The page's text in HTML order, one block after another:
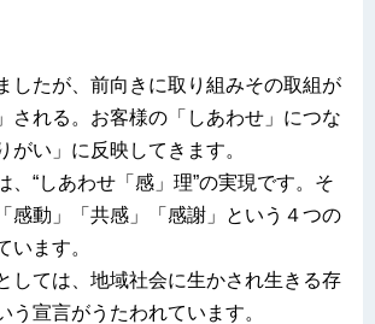
したが、前向きに取り組みその取組が
される。お客様の「しあわせ」につな
がい」に反映してきます。
、“しあわせ「感」理”の実現です。そ
感動」「共感」「感謝」という４つの
います。
しては、地域社会に生かされ生きる存
う宣言がうたわれています。